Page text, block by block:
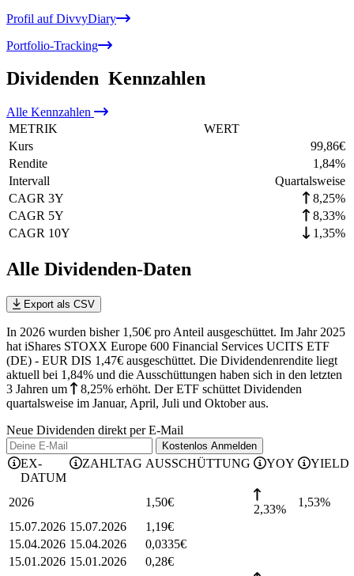
Profil auf DivvyDiary
Portfolio-Tracking
Dividenden Kennzahlen
Alle Kennzahlen
METRIK
WERT
Kurs
99,86€
Rendite
1,84%
Intervall
Quartalsweise
CAGR 3Y
8,25%
CAGR 5Y
8,33%
CAGR 10Y
1,35%
Alle Dividenden-Daten
Export als CSV
In 2026 wurden bisher 1,50€ pro Anteil ausgeschüttet. Im Jahr 2025
hat iShares STOXX Europe 600 Financial Services UCITS ETF
(DE) - EUR DIS 1,47€ ausgeschüttet. Die Dividendenrendite liegt
aktuell bei 1,84% und die Ausschüttungen haben sich in den letzten
3 Jahren um 8,25% erhöht. Der ETF schüttet Dividenden
quartalsweise im Januar, April, Juli und Oktober aus.
Neue Dividenden direkt per E-Mail
Kostenlos Anmelden
EX-
DATUM
ZAHLTAG AUSSCHÜTTUNG YOY YIELD
2026 1,50€
2,33%
1,53%
15.07.2026 15.07.2026 1,19€
15.04.2026 15.04.2026 0,0335€
15.01.2026 15.01.2026 0,28€